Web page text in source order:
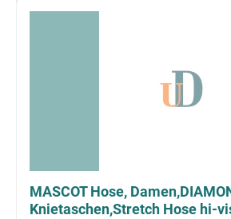
MASCOT Hose,
Knietaschen,Stretch Hose hi-